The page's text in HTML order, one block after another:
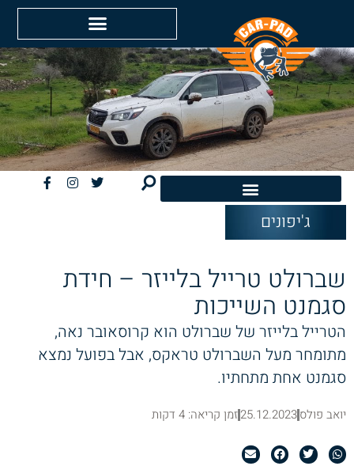
ג'יפונים
שברולט טרייל בלייזר – חידת
סגמנט השייכות
הטרייל בלייזר של שברולט הוא קרוסאובר נאה,
מתומחר מעל השברולט טראקס, אבל בפועל נמצא
סגמנט אחת מתחתיו.
יואב פולס25.12.2023זמן קריאה: 4 דקות